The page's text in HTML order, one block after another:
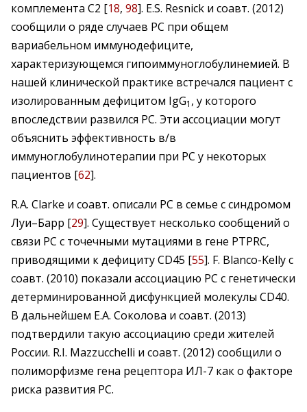
комплемента С2 [18, 98]. E.S. Resnick и соавт. (2012)
сообщили о ряде случаев РС при общем
вариабельном иммунодефиците,
характеризующемся гипоиммуноглобулинемией. В
нашей клинической практике встречался пациент с
изолированным дефицитом IgG1 , у которого
впоследствии развился РС. Эти ассоциации могут
объяснить эффективность в/в
иммуноглобулинотерапии при РС у некоторых
пациентов [62].
R.A. Clarke и соавт. описали РС в семье с синдромом
Луи–Барр [29]. Существует несколько сообщений о
связи РС с точечными мутациями в гене PTPRC,
приводящими к дефициту СD45 [55]. F. Blanco-Kelly с
соавт. (2010) показали ассоциацию РС с генетически
детерминированной дисфункцией молекулы СD40.
В дальнейшем Е.А. Соколова и соавт. (2013)
подтвердили такую ассоциацию среди жителей
России. R.I. Mazzucchelli и соавт. (2012) сообщили о
полиморфизме гена рецептора ИЛ-7 как о факторе
риска развития РС.